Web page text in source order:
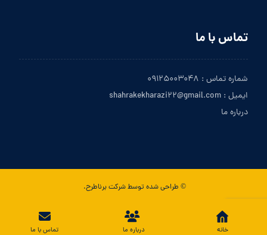
تماس با ما
شماره تماس : ۰۹۱۲۵۰۰۳۰۴۸
ایمیل : shahrakekharazi۲۲@gmail.com
درباره ما
© طراحی شده توسط شرکت برناطرح.
تماس با ما خانه درباره ما تماس با ما